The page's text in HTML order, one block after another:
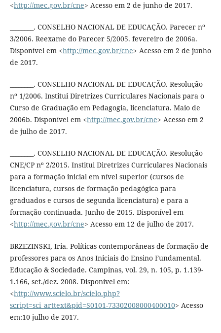
<http://mec.gov.br/cne> Acesso em 2 de junho de 2017.
________. CONSELHO NACIONAL DE EDUCAÇÃO. Parecer nº
3/2006. Reexame do Parecer 5/2005. fevereiro de 2006a.
Disponível em <http://mec.gov.br/cne> Acesso em 2 de junho
de 2017.
________. CONSELHO NACIONAL DE EDUCAÇÃO. Resolução
nº 1/2006. Institui Diretrizes Curriculares Nacionais para o
Curso de Graduação em Pedagogia, licenciatura. Maio de
2006b. Disponível em <http://mec.gov.br/cne> Acesso em 2
de julho de 2017.
________. CONSELHO NACIONAL DE EDUCAÇÃO. Resolução
CNE/CP nº 2/2015. Institui Diretrizes Curriculares Nacionais
para a formação inicial em nível superior (cursos de
licenciatura, cursos de formação pedagógica para
graduados e cursos de segunda licenciatura) e para a
formação continuada. Junho de 2015. Disponível em
<http://mec.gov.br/cne> Acesso em 12 de julho de 2017.
BRZEZINSKI, Iria. Políticas contemporâneas de formação de
professores para os Anos Iniciais do Ensino Fundamental.
Educação & Sociedade. Campinas, vol. 29, n. 105, p. 1.139-
1.166, set./dez. 2008. Disponível em:
<http://www.scielo.br/scielo.php?
script=sci_arttext&pid=S0101-73302008000400010> Acesso
em:10 julho de 2017.